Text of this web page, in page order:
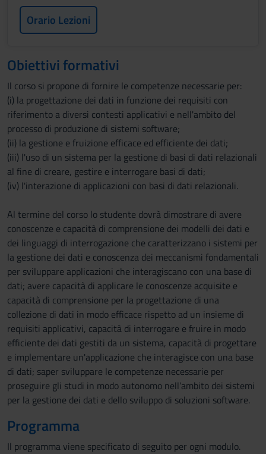
Orario Lezioni
Obiettivi formativi
Il corso si propone di fornire le competenze necessarie per:
(i) la progettazione dei dati in funzione dei requisiti con
riferimento a diversi contesti applicativi e nell'ambito del
processo di produzione di sistemi software;
(ii) la gestione e fruizione efficace ed efficiente dei dati;
(iii) l'uso di un sistema per la gestione di basi di dati relazionali
al fine di creare, gestire e interrogare basi di dati;
(iv) l'interazione di applicazioni con basi di dati relazionali.
Al termine del corso lo studente dovrà dimostrare di avere
conoscenze e capacità di comprensione dei modelli dei dati e
dei linguaggi di interrogazione che caratterizzano i sistemi per
la gestione dei dati e conoscenza dei meccanismi fondamentali
per sviluppare applicazioni che interagiscano con una base di
dati; avere capacità di applicare le conoscenze acquisite e
capacità di comprensione per la progettazione di una
collezione di dati in modo efficace rispetto ad un insieme di
requisiti applicativi, capacità di interrogare e fruire in modo
efficiente dei dati gestiti da un sistema, capacità di progettare
e implementare un'applicazione che interagisce con una base
di dati; saper sviluppare le competenze necessarie per
proseguire gli studi in modo autonomo nell’ambito dei sistemi
per la gestione dei dati e dello sviluppo di soluzioni software.
Programma
Il programma viene specificato di seguito per ogni modulo.